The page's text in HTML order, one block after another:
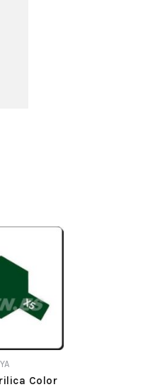
Color